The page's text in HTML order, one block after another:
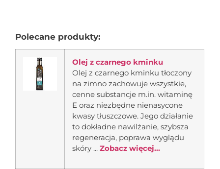
Polecane produkty:
Olej z czarnego kminku
Olej z czarnego kminku tłoczony
na zimno zachowuje wszystkie,
cenne substancje m.in. witaminę
E oraz niezbędne nienasycone
kwasy tłuszczowe. Jego działanie
to dokładne nawilżanie, szybsza
regeneracja, poprawa wyglądu
skóry ...Zobacz więcej...